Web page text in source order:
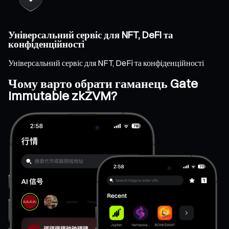
Універсальний сервіс для NFT, DeFi та
конфіденційності
Універсальний сервіс для NFT, DeFi та конфіденційності
Чому варто обрати гаманець Gate
Immutable zkZVM?